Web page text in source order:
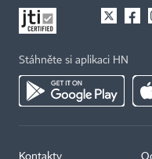
Stáhněte si aplikaci HN
Kontakty